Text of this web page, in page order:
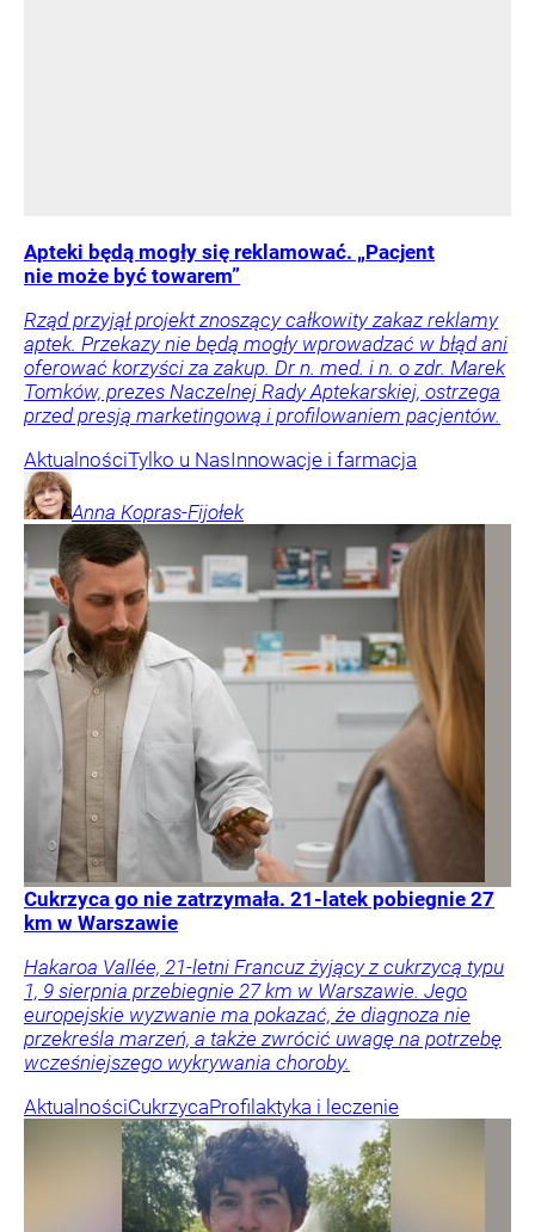
Apteki będą mogły się reklamować. „Pacjent
nie może być towarem”
Rząd przyjął projekt znoszący całkowity zakaz reklamy
aptek. Przekazy nie będą mogły wprowadzać w błąd ani
oferować korzyści za zakup. Dr n. med. i n. o zdr. Marek
Tomków, prezes Naczelnej Rady Aptekarskiej, ostrzega
przed presją marketingową i profilowaniem pacjentów.
AktualnościTylko u NasInnowacje i farmacja
Anna Kopras-Fijołek
Cukrzyca go nie zatrzymała. 21-latek pobiegnie 27
km w Warszawie
Hakaroa Vallée, 21-letni Francuz żyjący z cukrzycą typu
1, 9 sierpnia przebiegnie 27 km w Warszawie. Jego
europejskie wyzwanie ma pokazać, że diagnoza nie
przekreśla marzeń, a także zwrócić uwagę na potrzebę
wcześniejszego wykrywania choroby.
AktualnościCukrzycaProfilaktyka i leczenie